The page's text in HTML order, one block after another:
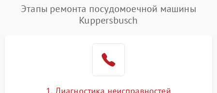
Этапы ремонта посудомоечной машины
Kuppersbusch